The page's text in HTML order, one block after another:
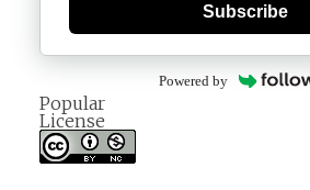
Subscribe
Powered by
Popular
License